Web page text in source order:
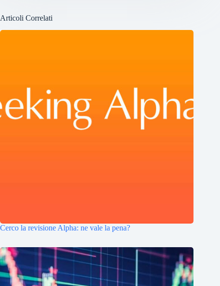
Articoli Correlati
Cerco la revisione Alpha: ne vale la pena?